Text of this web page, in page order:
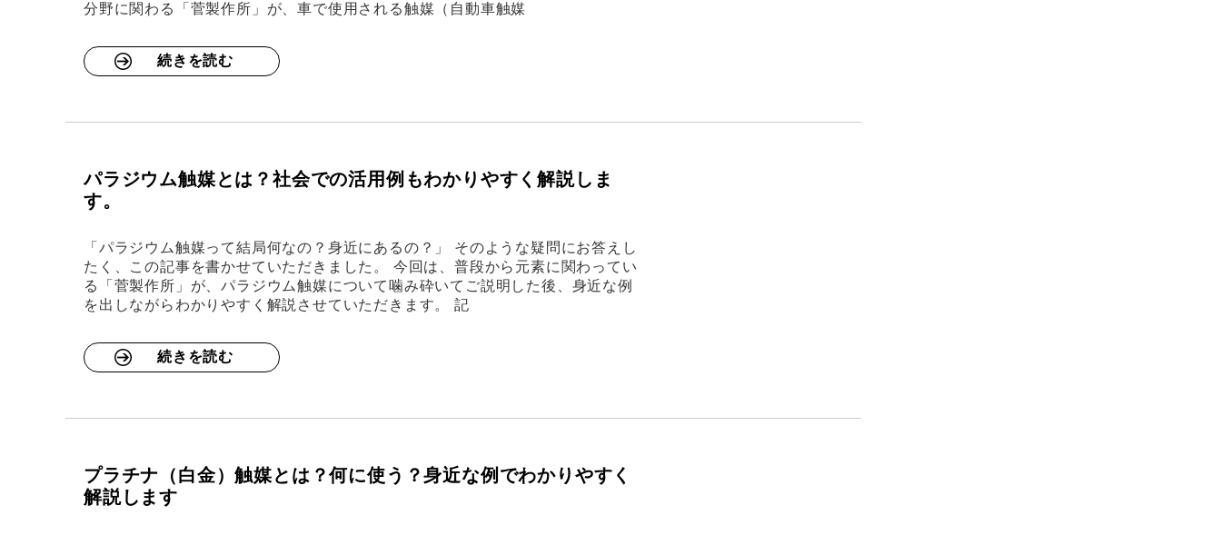
分野に関わる「菅製作所」が、車で使用される触媒（自動車触媒
続きを読む
パラジウム触媒とは？社会での活用例もわかりやすく解説しま
す。
「パラジウム触媒って結局何なの？身近にあるの？」 そのような疑問にお答えし
たく、この記事を書かせていただきました。 今回は、普段から元素に関わってい
る「菅製作所」が、パラジウム触媒について噛み砕いてご説明した後、身近な例
を出しながらわかりやすく解説させていただきます。 記
続きを読む
プラチナ（白金）触媒とは？何に使う？身近な例でわかりやすく
解説します